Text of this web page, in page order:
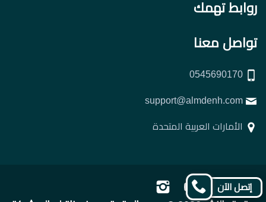
روابط تهمك
تواصل معنا
الأمارات العربية المتحدة
تابعنا
تابعنا
تابعنا
إتصل الآن